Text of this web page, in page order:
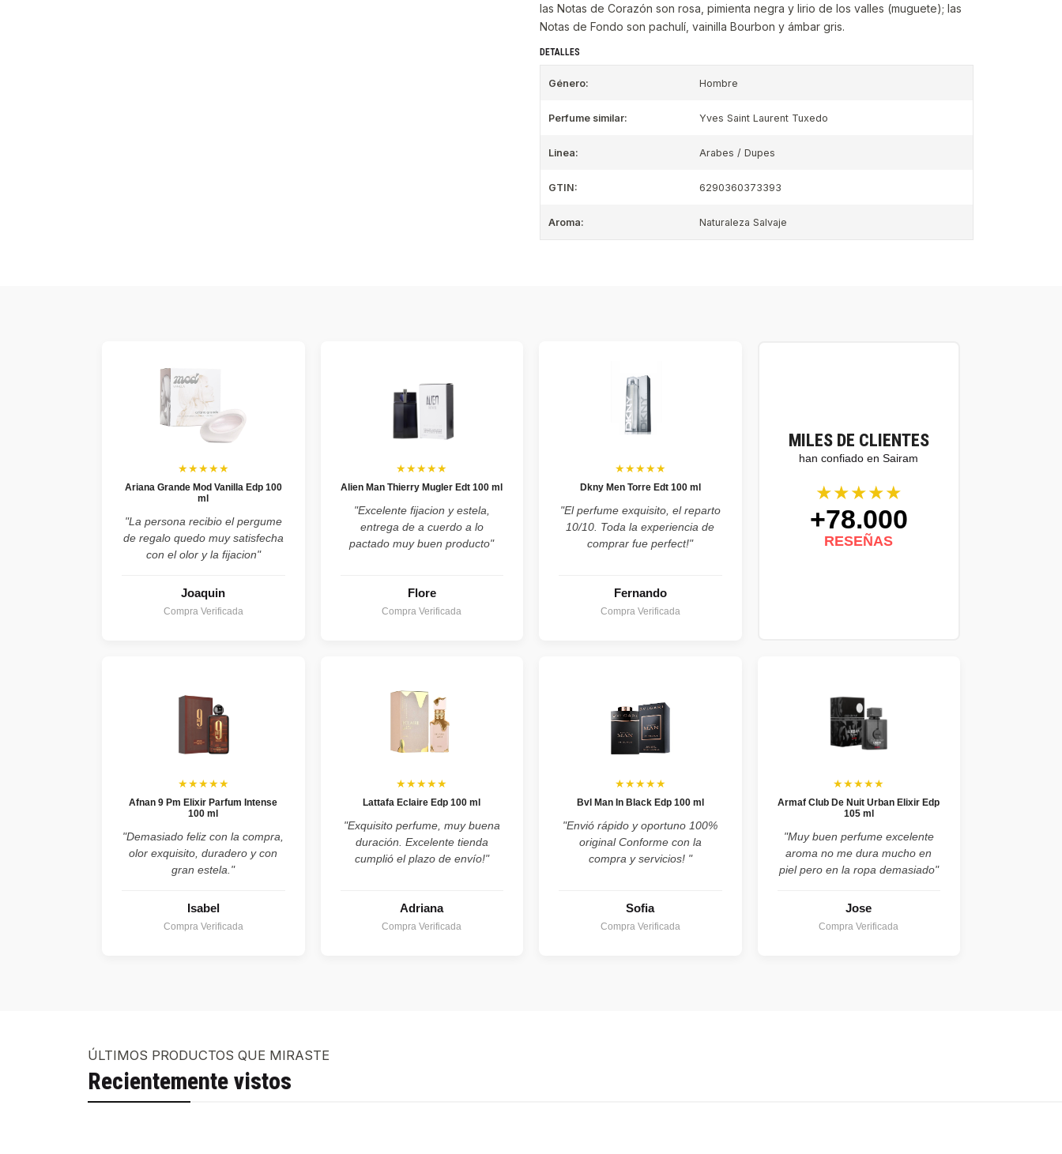
las Notas de Corazón son rosa, pimienta negra y lirio de los valles (muguete); las
Notas de Fondo son pachulí, vainilla Bourbon y ámbar gris.
DETALLES
Género: Hombre
Perfume similar: Yves Saint Laurent Tuxedo
Linea: Arabes / Dupes
GTIN: 6290360373393
Aroma: Naturaleza Salvaje
MILES DE CLIENTES
han confiado en Sairam
★★★★★
+78.000
RESEÑAS
★★★★★
Ariana Grande Mod Vanilla Edp 100
ml
"La persona recibio el pergume
de regalo quedo muy satisfecha
con el olor y la fijacion"
Joaquin
Compra Verificada
★★★★★
Alien Man Thierry Mugler Edt 100 ml
"Excelente fijacion y estela,
entrega de a cuerdo a lo
pactado muy buen producto"
Flore
Compra Verificada
★★★★★
Dkny Men Torre Edt 100 ml
"El perfume exquisito, el reparto
10/10. Toda la experiencia de
comprar fue perfect!"
Fernando
Compra Verificada
★★★★★
Afnan 9 Pm Elixir Parfum Intense
100 ml
"Demasiado feliz con la compra,
olor exquisito, duradero y con
gran estela."
Isabel
Compra Verificada
★★★★★
Lattafa Eclaire Edp 100 ml
"Exquisito perfume, muy buena
duración. Excelente tienda
cumplió el plazo de envío!"
Adriana
Compra Verificada
★★★★★
Bvl Man In Black Edp 100 ml
"Envió rápido y oportuno 100%
original Conforme con la
compra y servicios! "
Sofia
Compra Verificada
★★★★★
Armaf Club De Nuit Urban Elixir Edp
105 ml
"Muy buen perfume excelente
aroma no me dura mucho en
piel pero en la ropa demasiado"
Jose
Compra Verificada
ÚLTIMOS PRODUCTOS QUE MIRASTE
Recientemente vistos